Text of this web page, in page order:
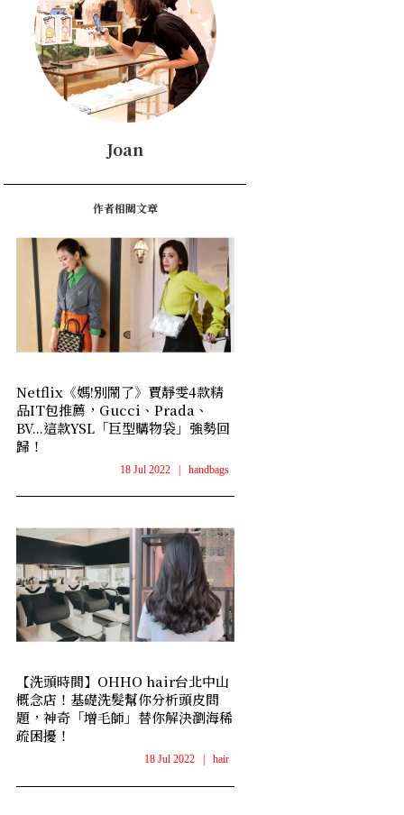
Joan
作者相關文章
Netflix《媽!別鬧了》賈靜雯4款精
品IT包推薦，Gucci、Prada、
BV...這款YSL「巨型購物袋」強勢回
歸！
18 Jul 2022 | handbags
【洗頭時間】OHHO hair台北中山
概念店！基礎洗髮幫你分析頭皮問
題，神奇「增毛師」替你解決瀏海稀
疏困擾！
18 Jul 2022 hair